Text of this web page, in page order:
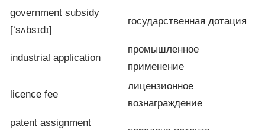
government subsidy
[‘sʌbsɪdɪ]
государственная дотация
industrial application
промышленное
применение
licence fee
лицензионное
вознаграждение
patent assignment